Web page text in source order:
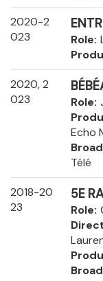
2020-2
023
Role
2020, 2
023
Role
Echo
Télé
2018-20
23
5E
Role